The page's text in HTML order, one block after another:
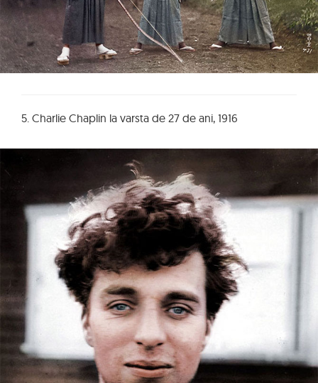
5. Charlie Chaplin la varsta de 27 de ani, 1916